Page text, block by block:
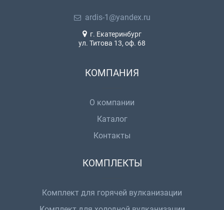
ardis-1@yandex.ru
г. Екатеринбург
ул. Титова 13, оф. 68
КОМПАНИЯ
О компании
Каталог
Контакты
КОМПЛЕКТЫ
Комплект для горячей вулканизации